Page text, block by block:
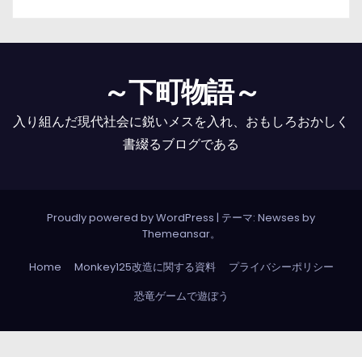
～下町物語～
入り組んだ現代社会に鋭いメスを入れ、おもしろおかしく
書綴るブログである
Proudly powered by WordPress | テーマ: Newses by
Themeansar。
Home Monkey125改造に関する資料
プライバシーポリシー
恐竜ゲームで遊ぼう